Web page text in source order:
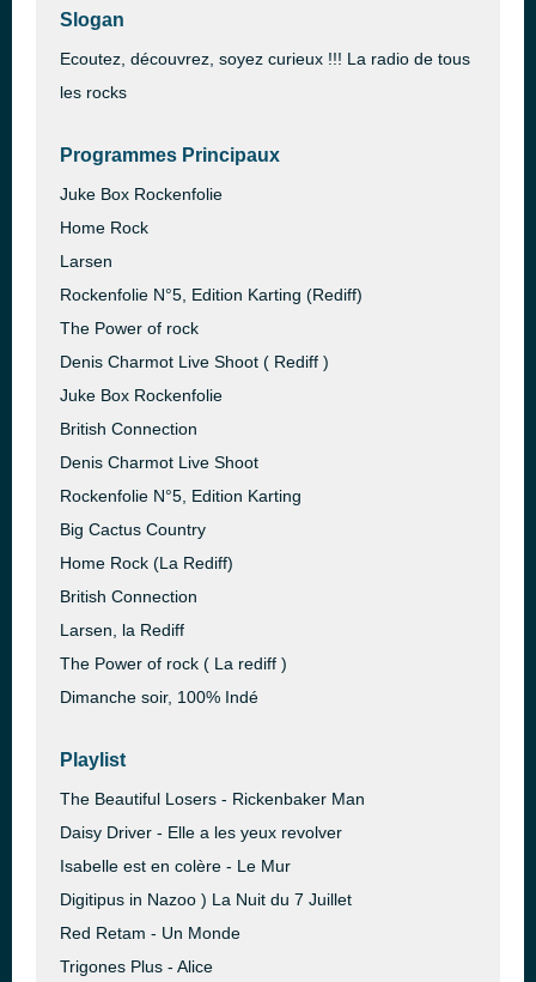
Slogan
Ecoutez, découvrez, soyez curieux !!! La radio de tous
les rocks
Programmes Principaux
Juke Box Rockenfolie
Home Rock
Larsen
Rockenfolie N°5, Edition Karting (Rediff)
The Power of rock
Denis Charmot Live Shoot ( Rediff )
Juke Box Rockenfolie
British Connection
Denis Charmot Live Shoot
Rockenfolie N°5, Edition Karting
Big Cactus Country
Home Rock (La Rediff)
British Connection
Larsen, la Rediff
The Power of rock ( La rediff )
Dimanche soir, 100% Indé
Playlist
The Beautiful Losers - Rickenbaker Man
Daisy Driver - Elle a les yeux revolver
Isabelle est en colère - Le Mur
Digitipus in Nazoo ) La Nuit du 7 Juillet
Red Retam - Un Monde
Trigones Plus - Alice